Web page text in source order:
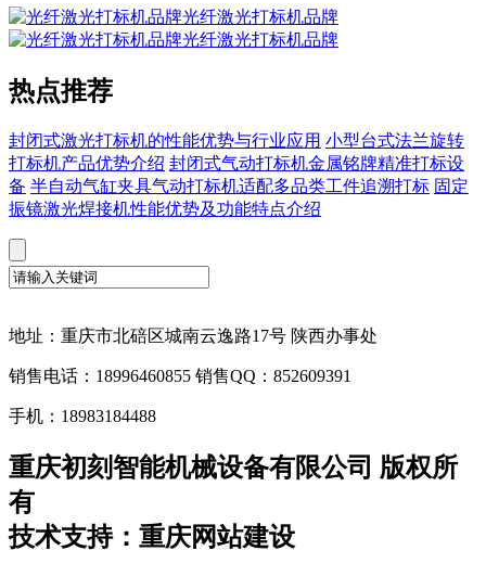
光纤激光打标机品牌
光纤激光打标机品牌
热点推荐
封闭式激光打标机的性能优势与行业应用 小型台式法兰旋转
打标机产品优势介绍 封闭式气动打标机金属铭牌精准打标设
备 半自动气缸夹具气动打标机适配多品类工件追溯打标 固定
振镜激光焊接机性能优势及功能特点介绍
地址：重庆市北碚区城南云逸路17号 陕西办事处
销售电话：18996460855 销售QQ：852609391
手机：18983184488
重庆初刻智能机械设备有限公司 版权所
有
技术支持：重庆网站建设